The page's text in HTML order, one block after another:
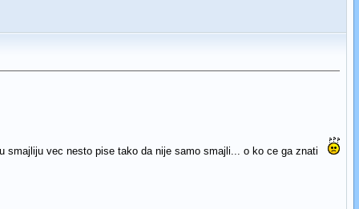
smajliju vec nesto pise tako da nije samo smajli... o ko ce ga znati